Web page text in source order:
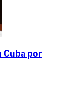
Cuba por